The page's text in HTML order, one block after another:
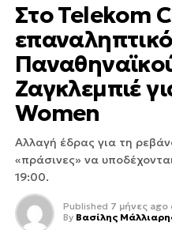
Στο Telekom
Ζαγκλεμπιέ
Women
Αλλαγή έδρας για τη
«πράσινες» να
19:00.
Published 7 μήνες ago
By Βασίλης